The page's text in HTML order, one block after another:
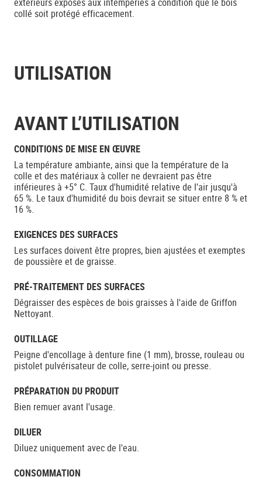
collé soit protégé efficacement.
UTILISATION
AVANT L’UTILISATION
CONDITIONS DE MISE EN ŒUVRE
La température ambiante, ainsi que la température de la
colle et des matériaux à coller ne devraient pas être
inférieures à +5° C. Taux d'humidité relative de l'air jusqu'à
65 %. Le taux d'humidité du bois devrait se situer entre 8 % et
16 %.
EXIGENCES DES SURFACES
Les surfaces doivent être propres, bien ajustées et exemptes
de poussière et de graisse.
PRÉ-TRAITEMENT DES SURFACES
Dégraisser des espèces de bois graisses à l'aide de Griffon
Nettoyant.
OUTILLAGE
Peigne d'encollage à denture fine (1 mm), brosse, rouleau ou
pistolet pulvérisateur de colle, serre-joint ou presse.
PRÉPARATION DU PRODUIT
Bien remuer avant l'usage.
DILUER
Diluez uniquement avec de l'eau.
CONSOMMATION